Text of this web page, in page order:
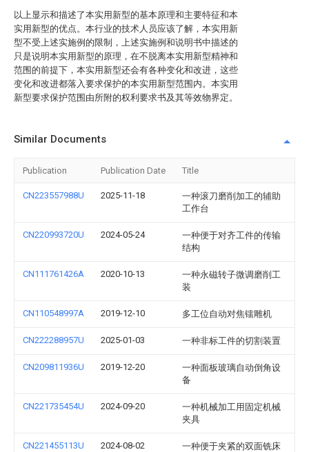
以上显示和描述了本实用新型的基本原理和主要特征和本
实用新型的优点。本行业的技术人员应该了解，本实用新
型不受上述实施例的限制，上述实施例和说明书中描述的
只是说明本实用新型的原理，在不脱离本实用新型精神和
范围的前提下，本实用新型还会有各种变化和改进，这些
变化和改进都落入要求保护的本实用新型范围内。本实用
新型要求保护范围由所附的权利要求书及其等效物界定。
Similar Documents
Publication Publication Date Title
CN223557988U 2025-11-18
一种滚刀磨削加工的辅助
工作台
CN220993720U 2024-05-24
一种便于对齐工件的传输
结构
CN111761426A 2020-10-13
一种永磁转子微调磨削工
装
CN110548997A 2019-12-10 多工位自动对焦镭雕机
CN222288957U 2025-01-03 一种非标工件的切割装置
CN209811936U 2019-12-20
一种面板玻璃自动倒角设
备
CN221735454U 2024-09-20
一种机械加工用固定机械
夹具
CN221455113U 2024-08-02 一种便于夹紧的双面铣床